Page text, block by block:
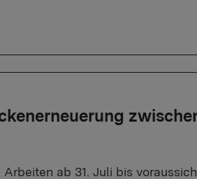
ab 31. Juli bis